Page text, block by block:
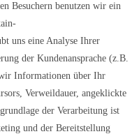
Besuchern benutzen wir ein
uns eine Analyse Ihrer
der Kundenansprache (z.B.
Informationen über Ihr
Verweildauer, angeklickte
der Verarbeitung ist
und der Bereitstellung